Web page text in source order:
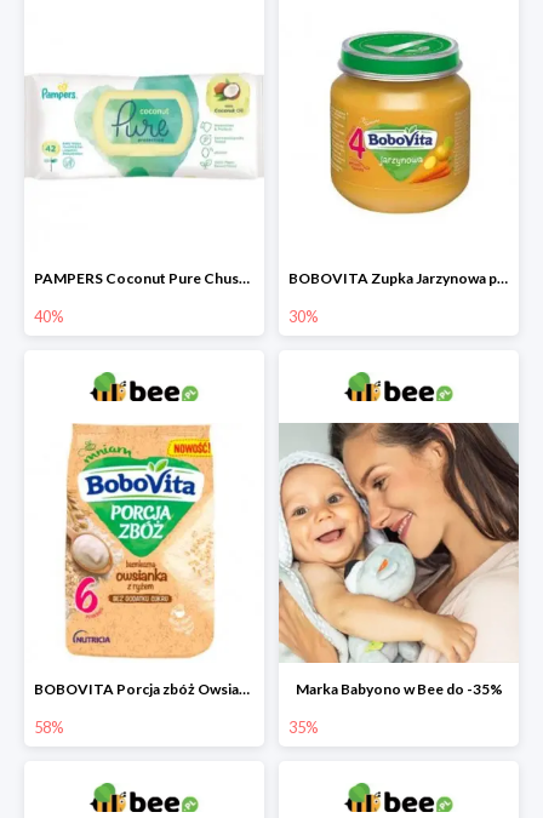
PAMPERS Coconut Pure Chusteczki nawilżające dla dzieci
40%
BOBOVITA Zupka Jarzynowa po 4 miesiącu
30%
BOBOVITA Porcja zbóż Owsianka bezmleczna z ryżem
58%
Marka Babyono w Bee do -35%
35%